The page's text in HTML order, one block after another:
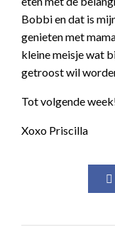
Bobbi en dat is
genieten met
kleine meisje wat
getroost wil
Tot volgende
Xoxo Priscilla